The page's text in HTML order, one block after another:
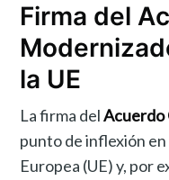
Firma del
la UE
La firma delAcuerdo
punto de inflexión
Europea (UE) y, por